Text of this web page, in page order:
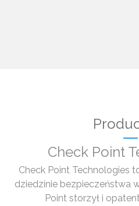
Check Point
Check Point Technologies
dziedzinie bezpieczeństwa
Point storzył i